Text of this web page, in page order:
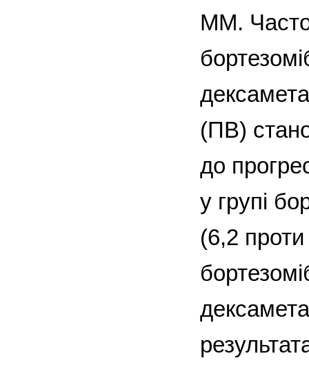
ММ.
(ПВ)
до
у групі
(6,2 проти